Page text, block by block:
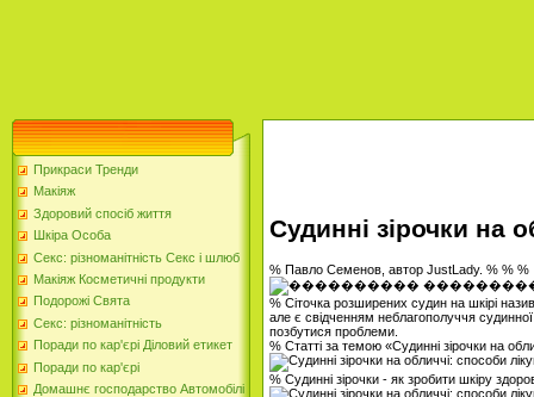
Прикраси Тренди
Макіяж
Здоровий спосіб життя
Шкіра Особа
Секс: різноманітність Секс і шлюб
Макіяж Косметичні продукти
Подорожі Свята
Секс: різноманітність
Поради по кар'єрі Діловий етикет
Поради по кар'єрі
Домашнє господарство Автомобілі
Судинні зірочки на
% Павло Семенов, автор JustLady. % % %
% Сіточка розширених судин на шкірі
але є свідченням неблагополуччя
позбутися проблеми.
% Статті за темою «Судинні зірочки на
% Судинні зірочки - як зробити шкіру